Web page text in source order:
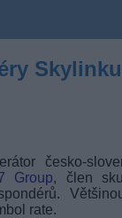
Skylinku
česko-
Group, člen
rate.